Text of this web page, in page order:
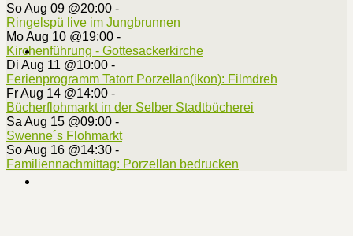
So Aug 09 @20:00 -
Ringelspü live im Jungbrunnen
Mo Aug 10 @19:00 -
Kirchenführung - Gottesackerkirche
Di Aug 11 @10:00 -
Ferienprogramm Tatort Porzellan(ikon): Filmdreh
Fr Aug 14 @14:00 -
Bücherflohmarkt in der Selber Stadtbücherei
Sa Aug 15 @09:00 -
Swenne´s Flohmarkt
So Aug 16 @14:30 -
Familiennachmittag: Porzellan bedrucken